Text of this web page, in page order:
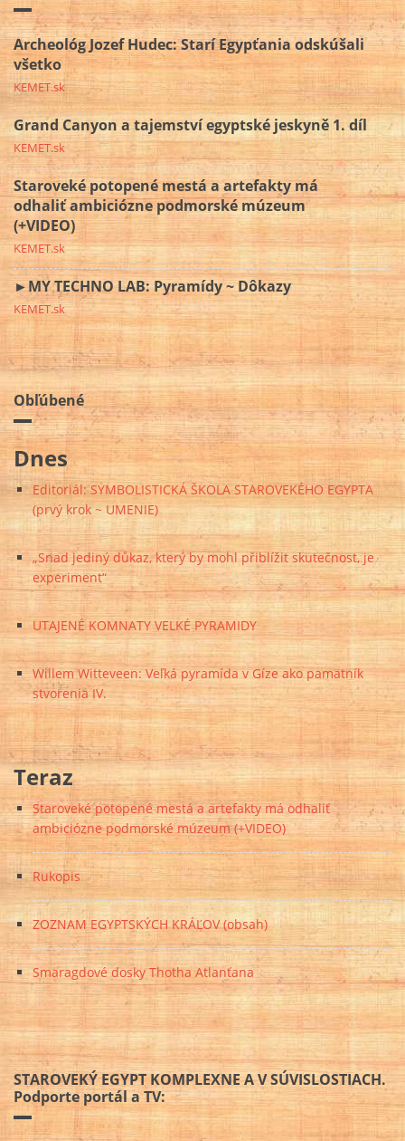
Archeológ Jozef Hudec: Starí Egypťania odskúšali
všetko
KEMET.sk
Grand Canyon a tajemství egyptské jeskyně 1. díl
KEMET.sk
Staroveké potopené mestá a artefakty má
odhaliť ambiciózne podmorské múzeum
(+VIDEO)
KEMET.sk
►MY TECHNO LAB: Pyramídy ~ Dôkazy
KEMET.sk
Obľúbené
Dnes
Editoriál: SYMBOLISTICKÁ ŠKOLA STAROVEKÉHO EGYPTA
(prvý krok ~ UMENIE)
„Snad jediný důkaz, který by mohl přiblížit skutečnost, je
experiment“
UTAJENÉ KOMNATY VELKÉ PYRAMIDY
Willem Witteveen: Veľká pyramída v Gíze ako pamätník
stvorenia IV.
Teraz
Staroveké potopené mestá a artefakty má odhaliť
ambiciózne podmorské múzeum (+VIDEO)
Rukopis
ZOZNAM EGYPTSKÝCH KRÁĽOV (obsah)
Smaragdové dosky Thotha Atlanťana
STAROVEKÝ EGYPT KOMPLEXNE A V SÚVISLOSTIACH.
Podporte portál a TV: